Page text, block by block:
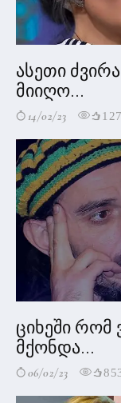
ასეთი
მიიღო...
14/02/23
ციხეში რომ
მქონდა...
06/02/23